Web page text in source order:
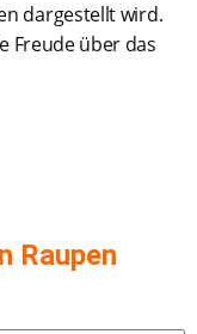
dargestellt wird.
Freude über das
Raupen